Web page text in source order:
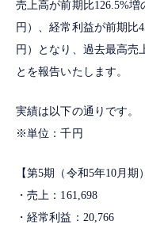
売上高が前期比126.5%増
円）、経常利益が前期比
円）となり、過去最高売
とを報告いたします。
実績は以下の通りです。
※単位：千円
【第5期（令和5年10月期
・売上：161,698
・経常利益：20,766